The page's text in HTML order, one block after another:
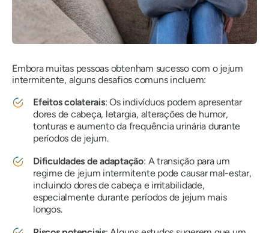
Embora muitas pessoas obtenham sucesso com o jejum
intermitente, alguns desafios comuns incluem:
Efeitos colaterais: Os indivíduos podem apresentar
dores de cabeça, letargia, alterações de humor,
tonturas e aumento da frequência urinária durante
períodos de jejum.
Dificuldades de adaptação: A transição para um
regime de jejum intermitente pode causar mal-estar,
incluindo dores de cabeça e irritabilidade,
especialmente durante períodos de jejum mais
longos.